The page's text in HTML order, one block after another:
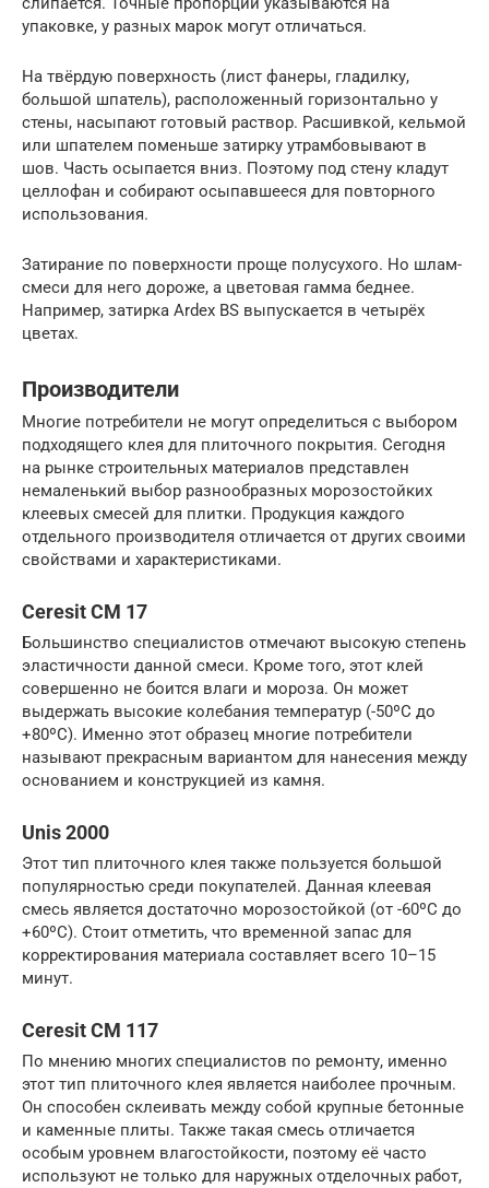
упаковке, у разных марок могут отличаться.
На твёрдую поверхность (лист фанеры, гладилку,
большой шпатель), расположенный горизонтально у
стены, насыпают готовый раствор. Расшивкой, кельмой
или шпателем поменьше затирку утрамбовывают в
шов. Часть осыпается вниз. Поэтому под стену кладут
целлофан и собирают осыпавшееся для повторного
использования.
Затирание по поверхности проще полусухого. Но шлам-
смеси для него дороже, а цветовая гамма беднее.
Например, затирка Ardex BS выпускается в четырёх
цветах.
Производители
Многие потребители не могут определиться с выбором
подходящего клея для плиточного покрытия. Сегодня
на рынке строительных материалов представлен
немаленький выбор разнообразных морозостойких
клеевых смесей для плитки. Продукция каждого
отдельного производителя отличается от других своими
свойствами и характеристиками.
Ceresit CM 17
Большинство специалистов отмечают высокую степень
эластичности данной смеси. Кроме того, этот клей
совершенно не боится влаги и мороза. Он может
выдержать высокие колебания температур (-50ºС до
+80ºС). Именно этот образец многие потребители
называют прекрасным вариантом для нанесения между
основанием и конструкцией из камня.
Unis 2000
Этот тип плиточного клея также пользуется большой
популярностью среди покупателей. Данная клеевая
смесь является достаточно морозостойкой (от -60ºС до
+60ºС). Стоит отметить, что временной запас для
корректирования материала составляет всего 10–15
минут.
Ceresit CM 117
По мнению многих специалистов по ремонту, именно
этот тип плиточного клея является наиболее прочным.
Он способен склеивать между собой крупные бетонные
и каменные плиты. Также такая смесь отличается
особым уровнем влагостойкости, поэтому её часто
используют не только для наружных отделочных работ,